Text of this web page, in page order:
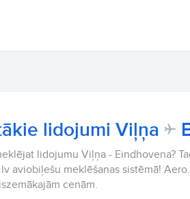
lidojumi Viļņa
lidojumu Viļņa - Eindhovena?
aviobiļešu meklēšanas sistēmā!
cenām.